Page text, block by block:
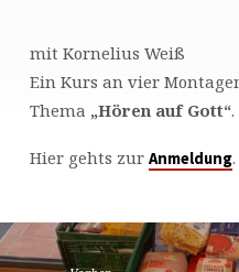
IDENTITÄT
UND
SPIRITUALITÄT
mit Kornelius Weiß
Ein Kurs an vier
Thema „Hören auf Gott“.
Hier gehts zur Anmeldung.